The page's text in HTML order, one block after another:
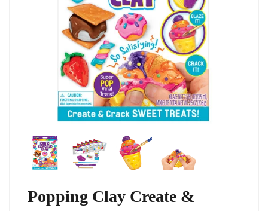
Popping Clay Create &